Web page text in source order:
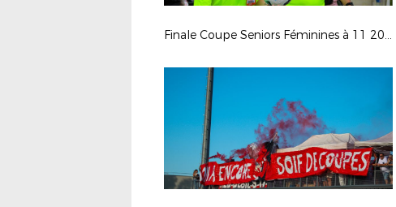
Finale Coupe Seniors Féminines à 11 2026